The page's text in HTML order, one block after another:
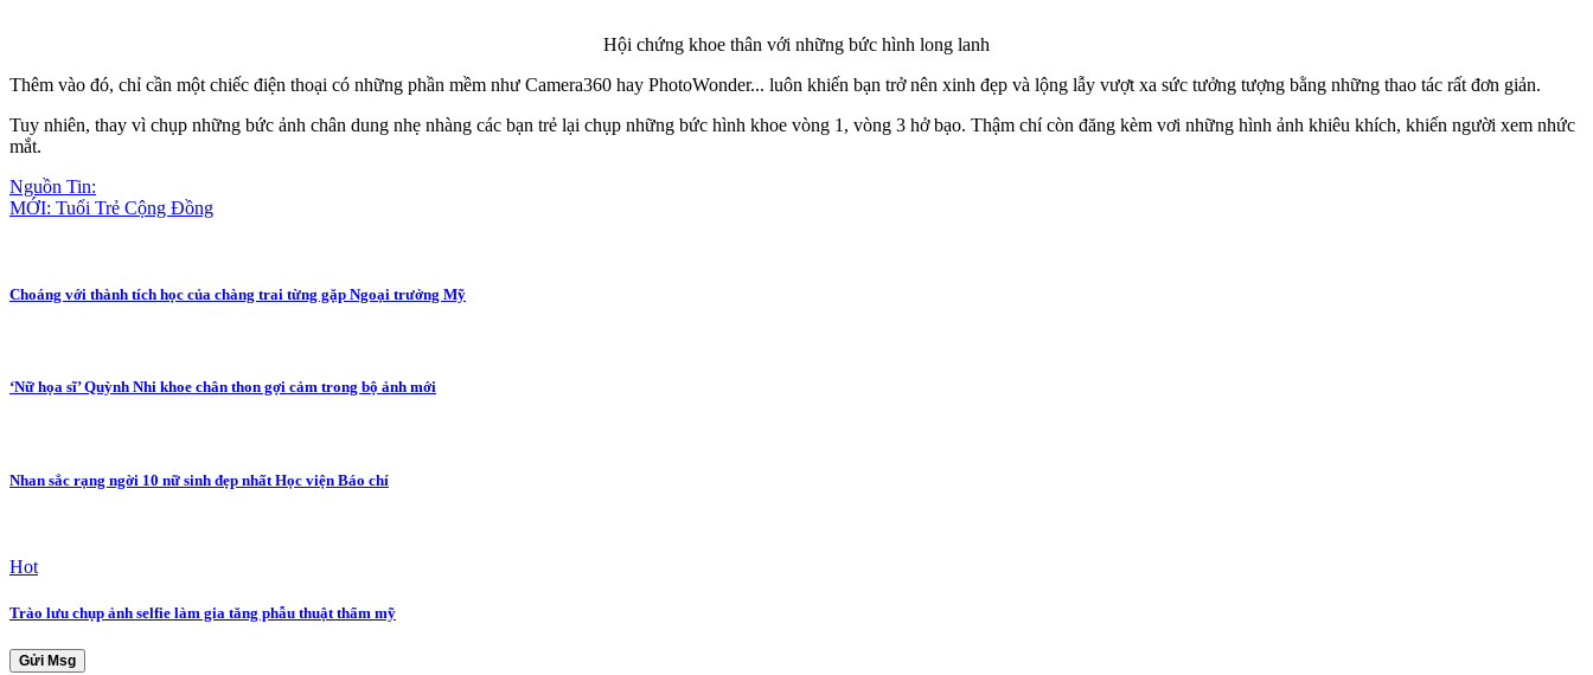
Hội chứng khoe thân với những bức hình long lanh
Thêm vào đó, chỉ cần một chiếc điện thoại có những phần mềm như Camera360 hay PhotoWonder... luôn khiến bạn trở nên xinh đẹp và lộng lẫy vượt xa sức tưởng tượng bằng những thao tác rất đơn giản.
Tuy nhiên, thay vì chụp những bức ảnh chân dung nhẹ nhàng các bạn trẻ lại chụp những bức hình khoe vòng 1, vòng 3 h‌ở bạ‌o. Thậm chí còn đăng kèm vơi những hình ảnh khiêu khích, khiến người xem nhức
mắt.
Nguồn Tin:
MỚI: Tuổi Trẻ Cộng Đồng
Choáng với thành tích học của chàng trai từng gặp Ngoại trưởng Mỹ
‘Nữ họa sĩ’ Quỳnh Nhi khoe chân thon gợi cảm trong bộ ảnh mới
Nhan sắc rạng ngời 10 nữ sinh đẹp nhất Học viện Báo chí
Hot
Trào lưu chụp ảnh selfie làm gia tăng phẫu thuật thẩm mỹ
Gửi Msg